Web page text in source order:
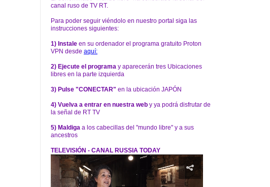
canal ruso de TV RT.
Para poder seguir viéndolo en nuestro portal siga las
instrucciones siguientes:
1) Instale en su ordenador el programa gratuito Proton
VPN desde aquí:
2) Ejecute el programa y aparecerán tres Ubicaciones
libres en la parte izquierda
3) Pulse "CONECTAR" en la ubicación JAPÓN
4) Vuelva a entrar en nuestra web y ya podrá disfrutar de
la señal de RT TV
5) Maldiga a los cabecillas del "mundo libre" y a sus
ancestros
TELEVISIÓN - CANAL RUSSIA TODAY